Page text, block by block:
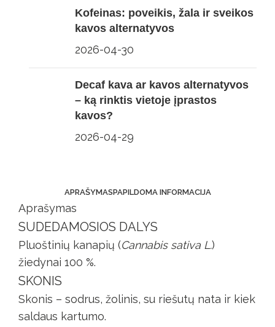
Kofeinas: poveikis, žala ir sveikos
kavos alternatyvos
2026-04-30
Decaf kava ar kavos alternatyvos
– ką rinktis vietoje įprastos
kavos?
2026-04-29
APRAŠYMASPAPILDOMA INFORMACIJA
Aprašymas
SUDEDAMOSIOS DALYS
Pluoštinių kanapių (Cannabis sativa L.)
žiedynai 100 %.
SKONIS
Skonis – sodrus, žolinis, su riešutų nata ir kiek
saldaus kartumo.